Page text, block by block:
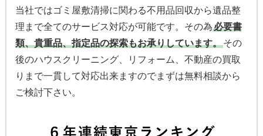
当社ではゴミ屋敷清掃に関わる不用品回収から遺品整
理まで全てのサービス対応が可能です。その為必要書
類、貴重品、指定品の探索もお承りしています。その
後のハウスクリーニング、リフォーム、不動産の買取
りまで一貫して対応出来ますのでまずは無料相談から
ご検討下さい。